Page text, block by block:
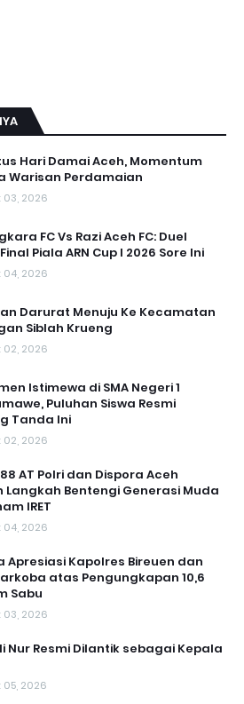
Hari Damai Aceh, Momentum
Warisan Perdamaian
03, 2026
FC Vs Razi Aceh FC: Duel
Piala ARN Cup I 2026 Sore Ini
04, 2026
Darurat Menuju Ke Kecamatan
Siblah Krueng
02, 2026
Istimewa di SMA Negeri 1
Puluhan Siswa Resmi
Tanda Ini
02, 2026
AT Polri dan Dispora Aceh
Langkah Bentengi Generasi Muda
IRET
04, 2026
Apresiasi Kapolres Bireuen dan
atas Pengungkapan 10,6
Sabu
03, 2026
Nur Resmi Dilantik sebagai Kepala
2026